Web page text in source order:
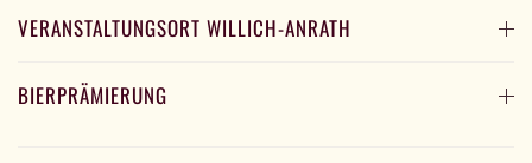
VERANSTALTUNGSORT WILLICH-ANRATH
BIERPRÄMIERUNG